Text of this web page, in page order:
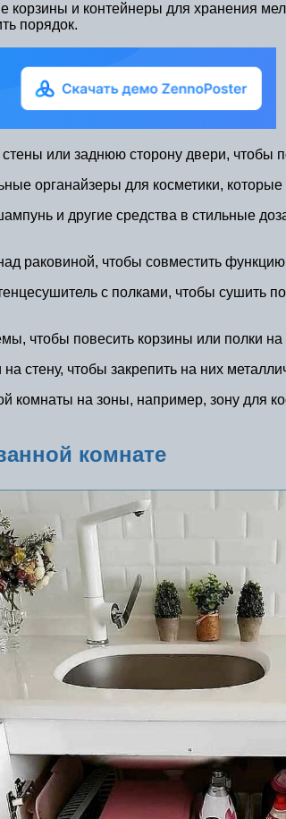
корзины и контейнеры для хранения
порядок.
или заднюю сторону двери, чтобы
органайзеры для косметики,
и другие средства в стильные
раковиной, чтобы совместить
с полками, чтобы сушить
чтобы повесить корзины или полки
стену, чтобы закрепить на них
комнаты на зоны, например, зону для
комнате